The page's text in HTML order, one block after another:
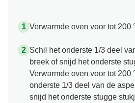
Verwarmde oven voor tot 200
Schil het onderste 1/3 deel
breek of snijd het onderste
Verwarmde oven voor tot 200
onderste 1/3 deel van de
snijd het onderste stugge